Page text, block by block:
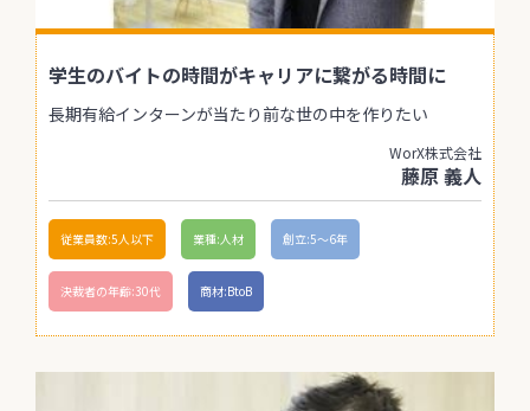
学生のバイトの時間がキャリアに繋がる時間に
長期有給インターンが当たり前な世の中を作りたい
WorX株式会社
藤原 義人
従業員数:5人以下 業種:人材 創立:5〜6年
決裁者の年齢:30代 商材:BtoB